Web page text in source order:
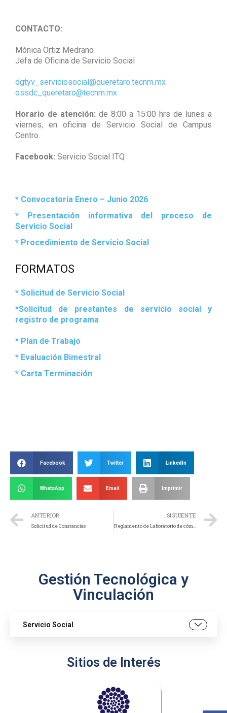
CONTACTO:
Mónica Ortiz Medrano
Jefa de Oficina de Servicio Social
dgtyv_serviciosocial@queretaro.tecnm.mx
ossdc_queretaro@tecnm.mx
Horario de atención: de 8:00 a 15:00 hrs de lunes a
viernes, en oficina de Servicio Social de Campus
Centro.
Facebook: Servicio Social ITQ
* Convocatoria Enero – Junio 2026
*
Presentación informativa del proceso de
Servicio Social
* Procedimiento de Servicio Social
FORMATOS
* Solicitud de Servicio Social
*Solicitud de prestantes de servicio social y
registro de programa
* Plan de Trabajo
* Evaluación Bimestral
* Carta Terminación
Facebook Twitter LinkedIn
WhatsApp Email Imprimir
ANTERIOR
Solicitud de Constancias
SIGUIENTE
Reglamento de Laboratorio de cómputo
Gestión Tecnológica y
Vinculación
Servicio Social
Sitios de Interés